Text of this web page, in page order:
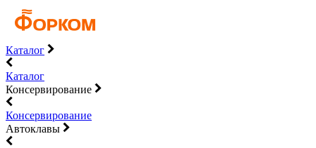
Каталог
Каталог
Консервирование
Консервирование
Автоклавы